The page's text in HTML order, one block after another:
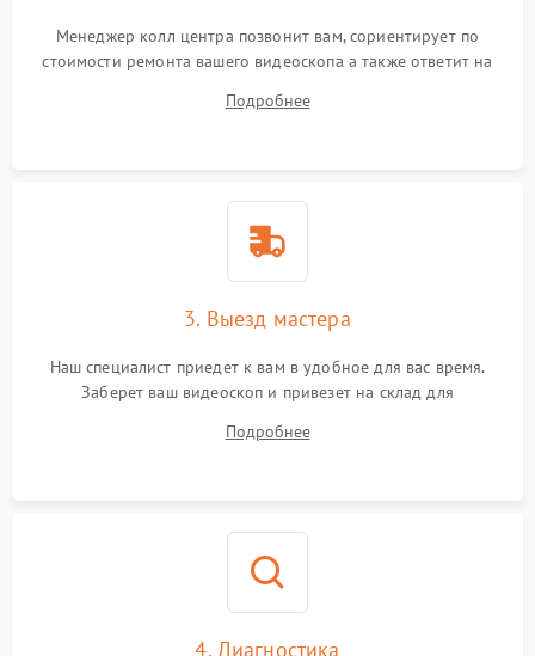
Менеджер колл центра позвонит вам, сориентирует по
стоимости ремонта вашего видеоскопа а также ответит на
Подробнее
3. Выезд мастера
Наш специалист приедет к вам в удобное для вас время.
Заберет ваш видеоскоп и привезет на склад для
Подробнее
4. Диагностика